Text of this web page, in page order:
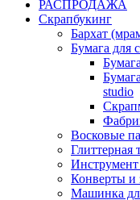
РАСПРОДАЖА
Скрапбукинг
Бархат
Бумага для
studio
Восковые
Глиттерная
Инструмент
Конверты и
Машинка